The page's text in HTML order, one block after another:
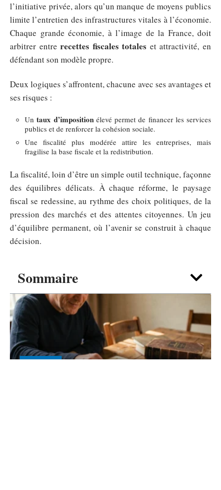
Sommaire
ACTIVITÉS
l’initiative privée, alors qu’un manque de moyens publics
limite l’entretien des infrastructures vitales à l’économie.
Chaque grande économie, à l’image de la France, doit
arbitrer entrerecettes fiscales totales et attractivité, en
défendant son modèle propre.
Deux logiques s’affrontent, chacune avec ses avantages et
ses risques :
Untaux d’impositionélevé permet de financer les services
publics et de renforcer la cohésion sociale.
Une fiscalité plus modérée attire les entreprises, mais
fragilise la base fiscale et la redistribution.
La fiscalité, loin d’être un simple outil technique, façonne
des équilibres délicats. À chaque réforme, le paysage
fiscal se redessine, au rythme des choix politiques, de la
pression des marchés et des attentes citoyennes. Un jeu
d’équilibre permanent, où l’avenir se construit à chaque
décision.